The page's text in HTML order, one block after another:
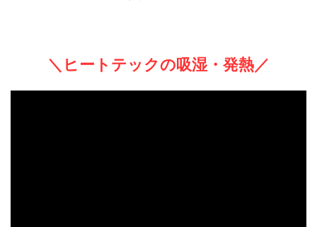
＼ヒートテックの吸湿・発熱／